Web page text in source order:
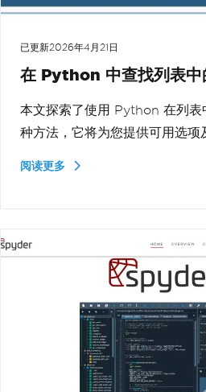
已更新2026年4月21日
在 Python 中查找列表中
本文探索了使用 Python 在列表
种方法，它将为您提供可用选项
阅读更多